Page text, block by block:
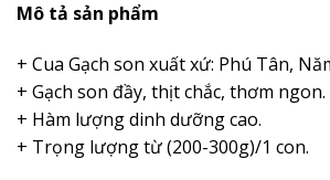
Mô tả sản phẩm
+ Cua Gạch son xuất xứ: Phú Tân,
+ Gạch son đầy, thịt chắc, thơm ngon.
+ Hàm lượng dinh dưỡng cao.
+ Trọng lượng từ (200-300g)/1 con.